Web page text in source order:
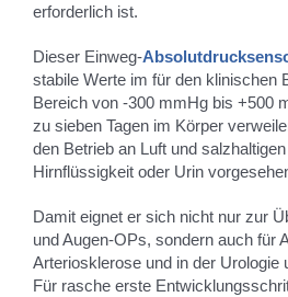
erforderlich ist.
Dieser Einweg-
stabile Werte im für den klinischen
Bereich von -300 mmHg bis +500
zu sieben Tagen im Körper
den Betrieb an Luft und
Hirnflüssigkeit oder Urin
Damit eignet er sich nicht nur zur
und Augen-OPs, sondern auch für
Arteriosklerose und in der Urologie
Für rasche erste